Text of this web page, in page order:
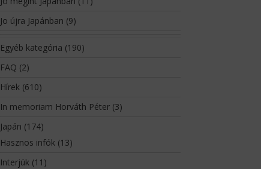
Jo újra Japánban (9)
Egyéb kategória (190)
FAQ (2)
Hírek(610)
In memoriam Horváth Péter(3)
Japán (174)
Hasznos infók(13)
Interjúk(11)